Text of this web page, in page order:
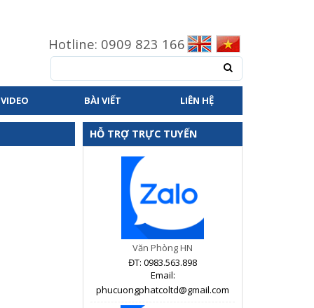
Hotline: 0909 823 166
VIDEO BÀI VIẾT LIÊN HỆ
HỖ TRỢ TRỰC TUYẾN
Văn Phòng HN
ĐT: 0983.563.898
Email:
phucuongphatcoltd@gmail.com